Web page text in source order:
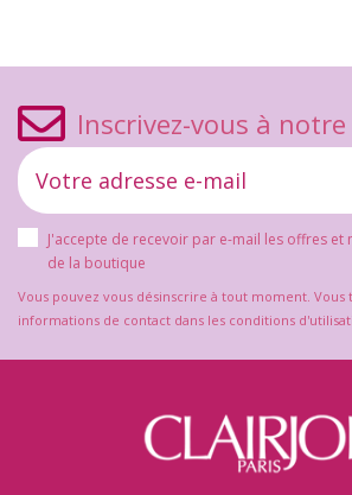
Inscrivez-vous à
J'accepte de recevoir par e-mail les offres et
de la boutique
Vous pouvez vous désinscrire à tout moment.
informations de contact dans les conditions